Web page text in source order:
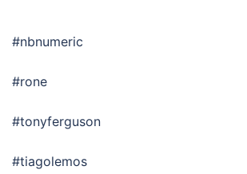
#nbnumeric
#rone
#tonyferguson
#tiagolemos